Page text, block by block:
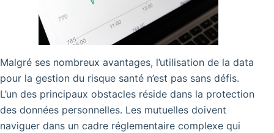
Malgré ses nombreux avantages, l’utilisation de la data
pour la gestion du risque santé n’est pas sans défis.
L’un des principaux obstacles réside dans la protection
des données personnelles. Les mutuelles doivent
naviguer dans un cadre réglementaire complexe qui